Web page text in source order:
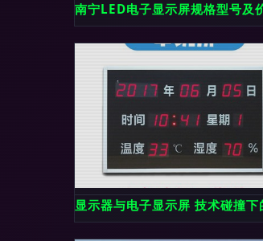
南宁LED电子显示屏规格型号及
显示器与电子显示屏 技术碰撞下